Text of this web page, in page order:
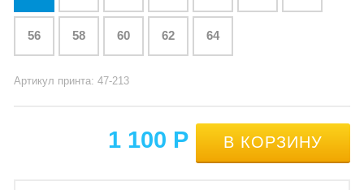
56 58 60 62 64
Артикул принта: 47-213
1 100 Р